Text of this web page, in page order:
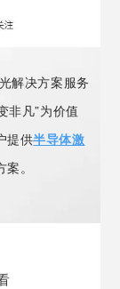
解决方案服务
非凡”为价值
提供半导体激
。